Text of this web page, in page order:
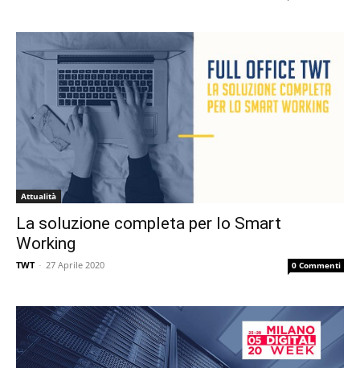
Attualità
La soluzione completa per lo Smart
Working
TWT - 27 Aprile 2020 0 Commenti